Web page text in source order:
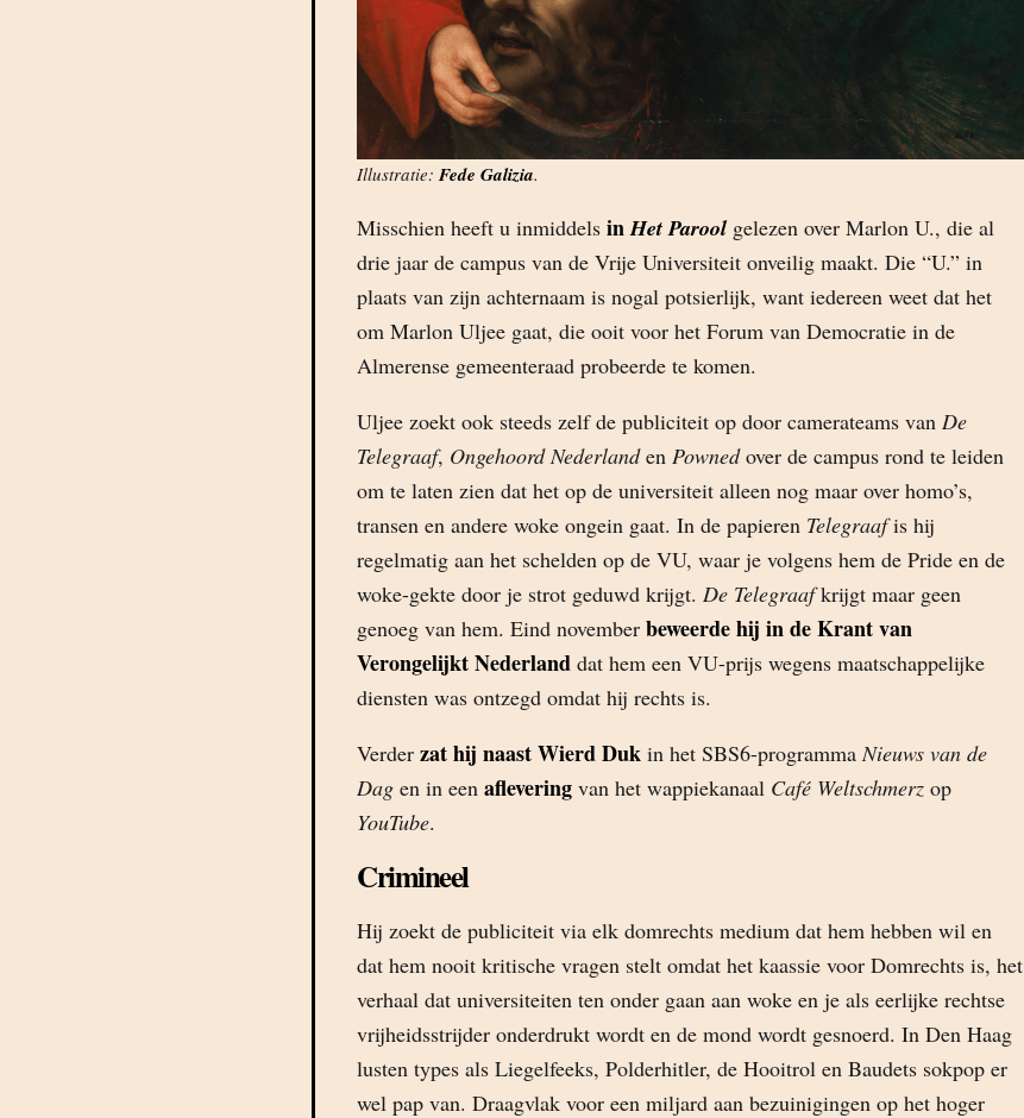
Illustratie: Fede Galizia.
Misschien heeft u inmiddels inHet Parool gelezen over Marlon U., die al
drie jaar de campus van de Vrije Universiteit onveilig maakt. Die “U.” in
plaats van zijn achternaam is nogal potsierlijk, want iedereen weet dat het
om Marlon Uljee gaat, die ooit voor het Forum van Democratie in de
Almerense gemeenteraad probeerde te komen.
Uljee zoekt ook steeds zelf de publiciteit op door camerateams van De
Telegraaf, Ongehoord Nederlanden Pownedover de campus rond te leiden
om te laten zien dat het op de universiteit alleen nog maar over homo’s,
transen en andere woke ongein gaat. In de papieren Telegraafis hij
regelmatig aan het schelden op de VU, waar je volgens hem de Pride en de
woke-gekte door je strot geduwd krijgt. De Telegraafkrijgt maar geen
genoeg van hem. Eind november beweerde hij in de Krant van
Verongelijkt Nederland dat hem een VU-prijs wegens maatschappelijke
diensten was ontzegd omdat hij rechts is.
Verder zat hij naast Wierd Duk in het SBS6-programmaNieuws van de
Dag en in een aflevering van het wappiekanaal Café Weltschmerz op
YouTube.
Crimineel
Hij zoekt de publiciteit via elk domrechts medium dat hem hebben wil en
dat hem nooit kritische vragen stelt omdat het kaassie voor Domrechts is, het
verhaal dat universiteiten ten onder gaan aan woke en je als eerlijke rechtse
vrijheidsstrijder onderdrukt wordt en de mond wordt gesnoerd. In Den Haag
lusten types als Liegelfeeks, Polderhitler, de Hooitrol en Baudets sokpop er
wel pap van. Draagvlak voor een miljard aan bezuinigingen op het hoger